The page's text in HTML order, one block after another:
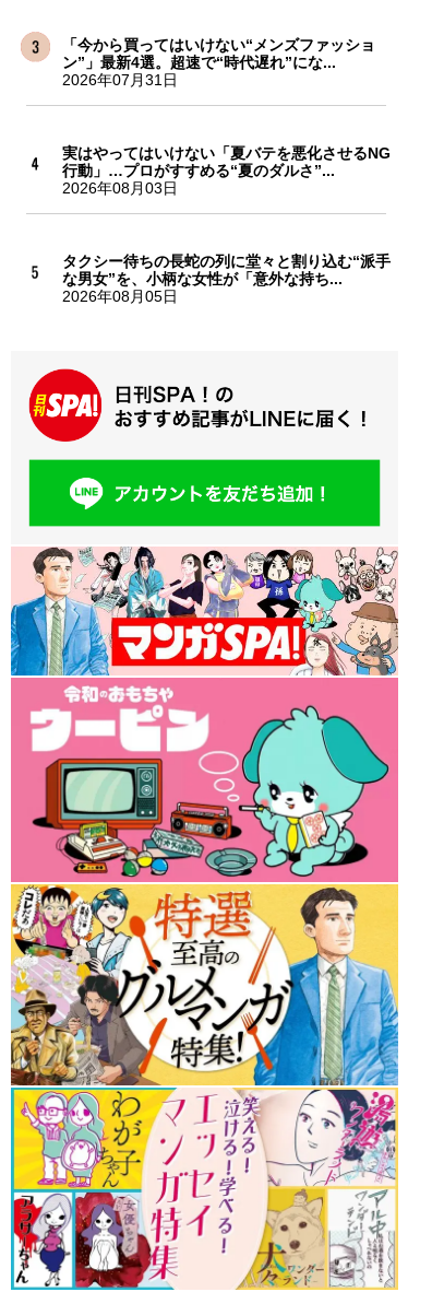
「今から買ってはいけない“メンズファッショ
ン”」最新4選。超速で“時代遅れ”にな...
2026年07月31日
実はやってはいけない「夏バテを悪化させるNG
行動」…プロがすすめる“夏のダルさ”...
2026年08月03日
タクシー待ちの長蛇の列に堂々と割り込む“派手
な男女”を、小柄な女性が「意外な持ち...
2026年08月05日